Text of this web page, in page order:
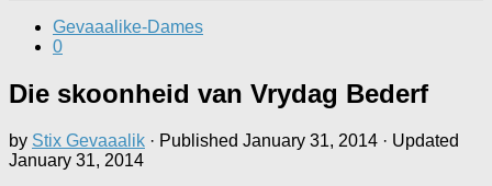
Gevaaalike-Dames
0
Die skoonheid van Vrydag Bederf
by Stix Gevaaalik · Published January 31, 2014 · Updated
January 31, 2014